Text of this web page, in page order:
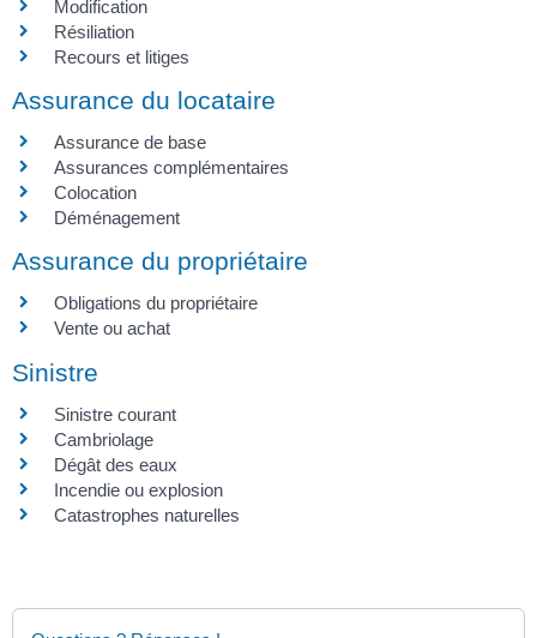
Modification
Résiliation
Recours et litiges
Assurance du locataire
Assurance de base
Assurances complémentaires
Colocation
Déménagement
Assurance du propriétaire
Obligations du propriétaire
Vente ou achat
Sinistre
Sinistre courant
Cambriolage
Dégât des eaux
Incendie ou explosion
Catastrophes naturelles